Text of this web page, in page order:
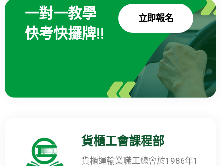
一對一教學
快考快攞牌!!
立即報名
貨櫃工會課程部
貨櫃運輸業職工總會於1986年1